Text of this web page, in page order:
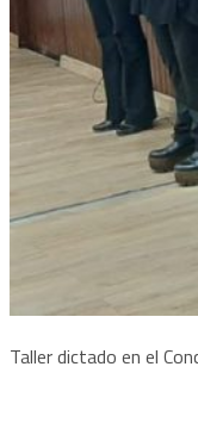
Taller dictado en el